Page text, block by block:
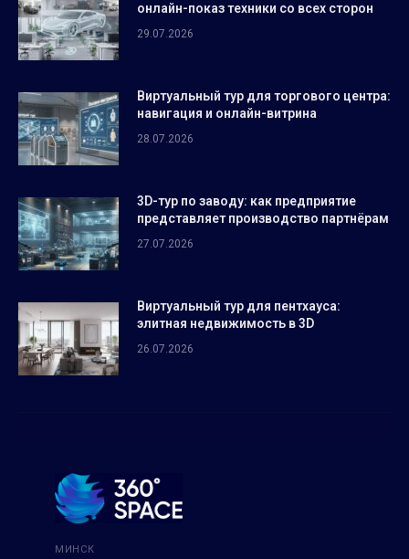
онлайн-показ техники со всех сторон
29.07.2026
Виртуальный тур для торгового центра:
навигация и онлайн-витрина
28.07.2026
3D-тур по заводу: как предприятие
представляет производство партнёрам
27.07.2026
Виртуальный тур для пентхауса:
элитная недвижимость в 3D
26.07.2026
МИНСК